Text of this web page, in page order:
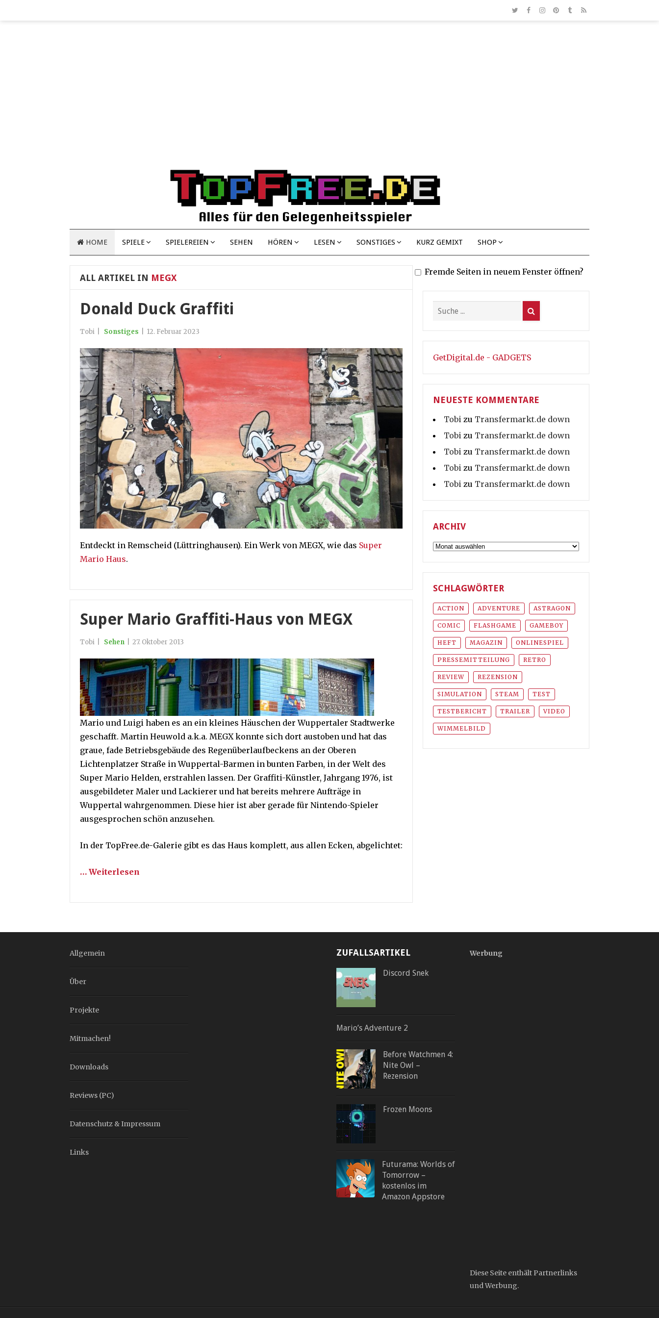
HOME SPIELE SPIELEREIEN SEHEN HÖREN LESEN SONSTIGES KURZ GEMIXT SHOP
ALL ARTIKEL IN MEGX
Donald Duck Graffiti
Tobi Sonstiges 12. Februar 2023
Entdeckt in Remscheid (Lüttringhausen). Ein Werk von MEGX, wie das Super
Mario Haus.
Super Mario Graffiti-Haus von MEGX
Tobi Sehen 27. Oktober 2013
Mario und Luigi haben es an ein kleines Häuschen der Wuppertaler Stadtwerke
geschafft. Martin Heuwold a.k.a. MEGX konnte sich dort austoben und hat das
graue, fade Betriebsgebäude des Regenüberlaufbeckens an der Oberen
Lichtenplatzer Straße in Wuppertal-Barmen in bunten Farben, in der Welt des
Super Mario Helden, erstrahlen lassen. Der Graffiti-Künstler, Jahrgang 1976, ist
ausgebildeter Maler und Lackierer und hat bereits mehrere Aufträge in
Wuppertal wahrgenommen. Diese hier ist aber gerade für Nintendo-Spieler
ausgesprochen schön anzusehen.
In der TopFree.de-Galerie gibt es das Haus komplett, aus allen Ecken, abgelichtet:
… Weiterlesen
Fremde Seiten in neuem Fenster öffnen?
GetDigital.de - GADGETS
NEUESTE KOMMENTARE
Tobi zu Transfermarkt.de down
Tobi zu Transfermarkt.de down
Tobi zu Transfermarkt.de down
Tobi zu Transfermarkt.de down
Tobi zu Transfermarkt.de down
ARCHIV
Archiv
SCHLAGWÖRTER
ACTION ADVENTURE ASTRAGON
COMIC FLASHGAME GAMEBOY
HEFT MAGAZIN ONLINESPIEL
PRESSEMITTEILUNG RETRO
REVIEW REZENSION
SIMULATION STEAM TEST
TESTBERICHT TRAILER VIDEO
WIMMELBILD
Allgemein
Über
Projekte
Mitmachen!
Downloads
Reviews (PC)
Datenschutz & Impressum
Links
ZUFALLSARTIKEL
Discord Snek
Mario’s Adventure 2
Before Watchmen 4:
Nite Owl –
Rezension
Frozen Moons
Futurama: Worlds of
Tomorrow –
kostenlos im
Amazon Appstore
Werbung
Diese Seite enthält Partnerlinks
und Werbung.